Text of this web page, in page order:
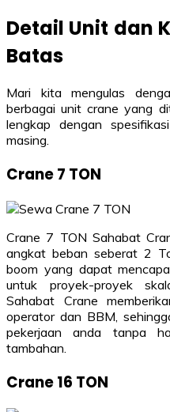
Detail Unit dan
Batas
Mari kita mengulas
berbagai unit crane yang
lengkap dengan
masing.
Crane 7 TON
Crane 7 TON Sahabat
angkat beban seberat 2
boom yang dapat
untuk proyek-proyek
Sahabat Crane
operator dan BBM,
pekerjaan anda tanpa
tambahan.
Crane 16 TON